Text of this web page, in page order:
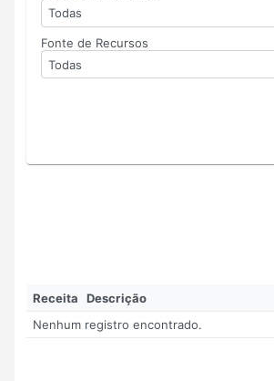
Todas
Fonte de Recursos
Todas
Receita Descrição
Nenhum registro encontrado.